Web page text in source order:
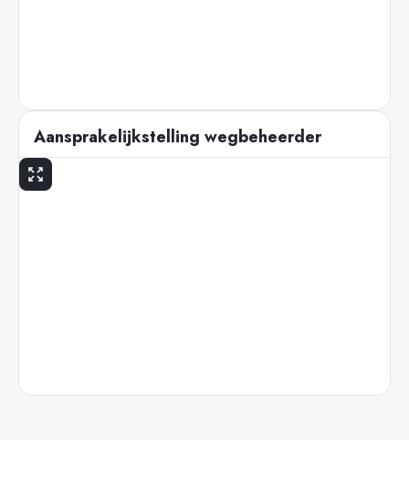
Aansprakelijkstelling wegbeheerder